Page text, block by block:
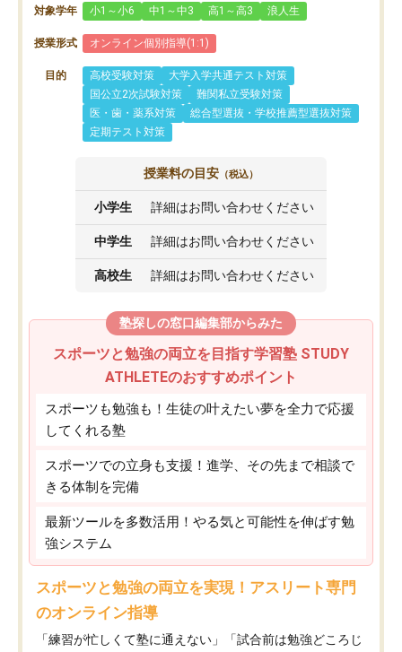
対象学年 小1～小6 中1～中3 高1～高3 浪人生
授業形式 オンライン個別指導(1:1)
目的 高校受験対策
大学入学共通テスト対策
国公立2次試験対策
難関私立受験対策
医・歯・薬系対策
総合型選抜・学校推薦型選抜対策
定期テスト対策
授業料の目安 （税込）
小学生 詳細はお問い合わせください
中学生 詳細はお問い合わせください
高校生 詳細はお問い合わせください
塾探しの窓口編集部からみた
スポーツと勉強の両立を目指す学習塾 STUDY
ATHLETEのおすすめポイント
スポーツも勉強も！生徒の叶えたい夢を全力で応援
してくれる塾
スポーツでの立身も支援！進学、その先まで相談で
きる体制を完備
最新ツールを多数活用！やる気と可能性を伸ばす勉
強システム
スポーツと勉強の両立を実現！アスリート専門
のオンライン指導
「練習が忙しくて塾に通えない」「試合前は勉強どころじ